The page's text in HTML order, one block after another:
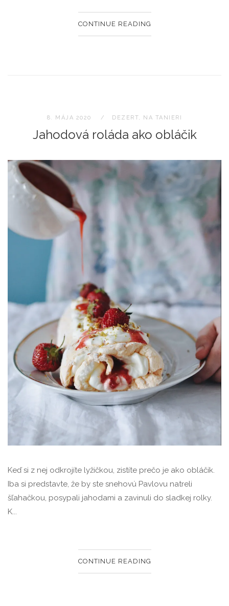
CONTINUE READING
8. MÁJA 2020 DEZERT, NA TANIERI
Jahodová roláda ako obláčik
Keď si z nej odkrojíte lyžičkou, zistíte prečo je ako obláčik.
Iba si predstavte, že by ste snehovú Pavlovu natreli
šľahačkou, posypali jahodami a zavinuli do sladkej rolky.
K...
CONTINUE READING